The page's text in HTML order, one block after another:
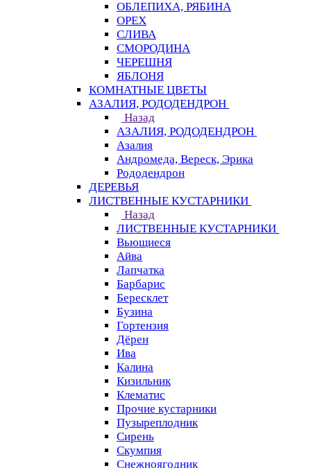
ОБЛЕПИХА, РЯБИНА
ОРЕХ
СЛИВА
СМОРОДИНА
ЧЕРЕШНЯ
ЯБЛОНЯ
КОМНАТНЫЕ ЦВЕТЫ
АЗАЛИЯ, РОДОДЕНДРОН
Назад
АЗАЛИЯ, РОДОДЕНДРОН
Азалия
Андромеда, Вереск, Эрика
Рододендрон
ДЕРЕВЬЯ
ЛИСТВЕННЫЕ КУСТАРНИКИ
Назад
ЛИСТВЕННЫЕ КУСТАРНИКИ
Вьющиеся
Айва
Лапчатка
Барбарис
Бересклет
Бузина
Гортензия
Дёрен
Ива
Калина
Кизильник
Клематис
Прочие кустарники
Пузыреплодник
Сирень
Скумпия
Снежноягодник